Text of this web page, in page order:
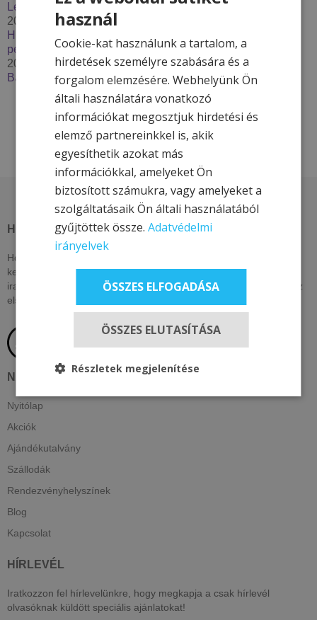
Lendava***
2025. december 2.
Húzzon korit, pattanjon szánkóra – Élje át a tél minden
percét a Hotel & More szállodákkal
2025. szeptember 29.
Bakancslistás túrázóhelyek Magyarországon
HOTEL & MORE HOTELS
Hotel & More szállodái ezen az oldalon csak itt elérhető, exkluzív
kedvezményeket kínálnak. Nézzen vissza akár naponta, vagy
iratkozzon fel hírlevelünkre, lájkolja közösségi oldalainkat, hogy az
elsők között értesüljön kizárólagos és egyedi ajánlatainkról!
NAVIGÁCIÓ
Nyitólap
Akciók
Ajándékutalvány
Szállodák
Rendezvényhelyszínek
Blog
Kapcsolat
HÍRLEVÉL
Iratkozzon fel hírlevelünkre, hogy megkapja a csak hírlevél
olvasóknak küldött speciális ajánlatokat!
használ
Cookie-kat használunk a tartalom, a
hirdetések személyre szabására és a
forgalom elemzésére. Webhelyünk Ön
általi használatára vonatkozó
információkat megosztjuk hirdetési és
elemző partnereinkkel is, akik
egyesíthetik azokat más
információkkal, amelyeket Ön
biztosított számukra, vagy amelyeket a
szolgáltatásaik Ön általi használatából
gyűjtöttek össze.Adatvédelmi
irányelvek
ÖSSZES ELFOGADÁSA
ÖSSZES ELUTASÍTÁSA
Részletek megjelenítése